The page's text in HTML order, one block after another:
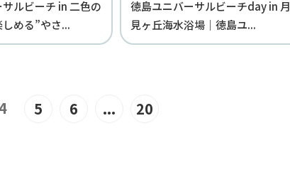
ルビーチ in 二色の
める”やさ...
徳島ユニバーサルビーチday in 月
見ヶ丘海水浴場｜徳島ユ...
5 6 ... 20